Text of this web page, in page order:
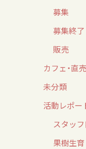
募集
募集終了
販売
カフェ・直
未分類
活動レポー
スタッ
果樹生育